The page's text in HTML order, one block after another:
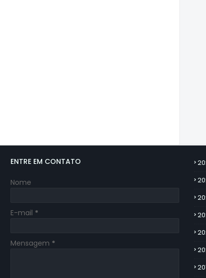
ENTRE EM CONTATO
Nome
E-mail *
Mensagem *